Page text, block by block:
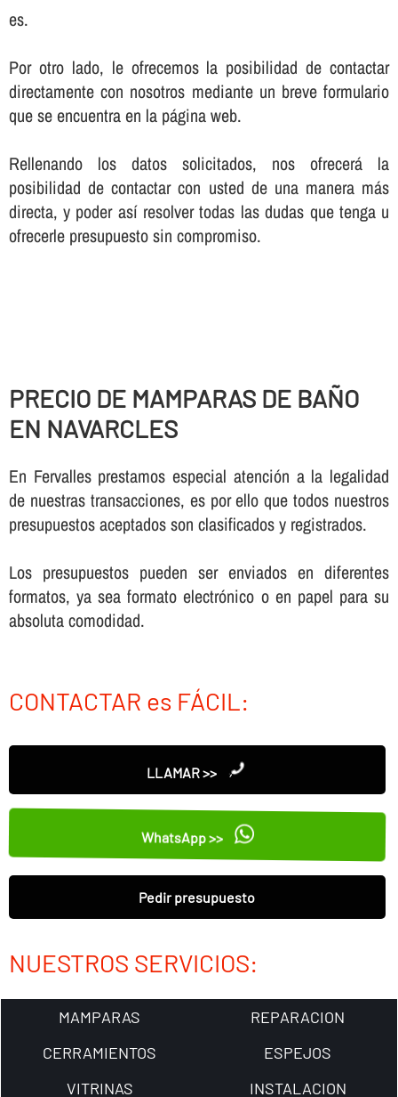
es.
Por otro lado, le ofrecemos la posibilidad de contactar
directamente con nosotros mediante un breve formulario
que se encuentra en la página web.
Rellenando los datos solicitados, nos ofrecerá la
posibilidad de contactar con usted de una manera más
directa, y poder así­ resolver todas las dudas que tenga u
ofrecerle presupuesto sin compromiso.
PRECIO DE MAMPARAS DE BAÑO
EN NAVARCLES
En Fervalles prestamos especial atención a la legalidad
de nuestras transacciones, es por ello que todos nuestros
presupuestos aceptados son clasificados y registrados.
Los presupuestos pueden ser enviados en diferentes
formatos, ya sea formato electrónico o en papel para su
absoluta comodidad.
CONTACTAR es FÁCIL:
LLAMAR >>
WhatsApp >>
Pedir presupuesto
NUESTROS SERVICIOS:
MAMPARAS
REPARACION
CERRAMIENTOS
ESPEJOS
VITRINAS
INSTALACION